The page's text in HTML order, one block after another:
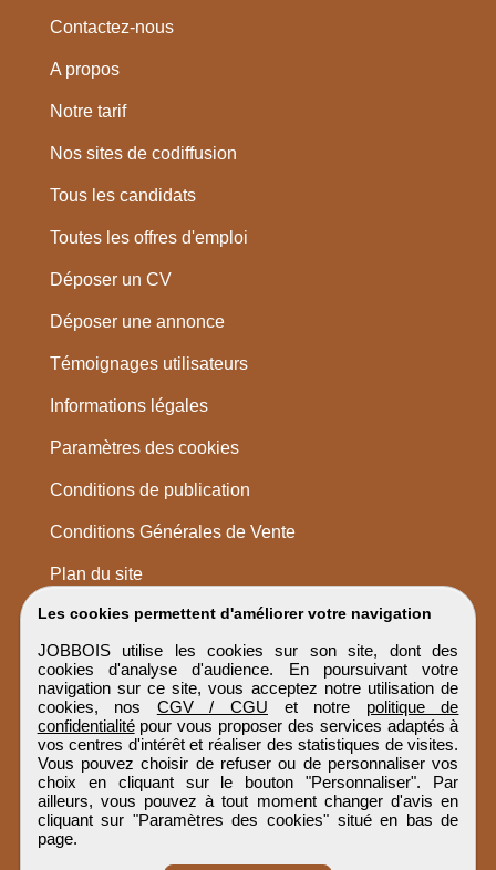
Les cookies permettent d'améliorer votre navigation
JOBBOIS utilise les cookies sur son site, dont des
cookies d'analyse d'audience. En poursuivant votre
navigation sur ce site, vous acceptez notre utilisation de
cookies, nos CGV / CGU et notre politique de
confidentialitépour vous proposer des services adaptés à
vos centres d'intérêt et réaliser des statistiques de visites.
Vous pouvez choisir de refuser ou de personnaliser vos
choix en cliquant sur le bouton "Personnaliser". Par
ailleurs, vous pouvez à tout moment changer d'avis en
cliquant sur "Paramètres des cookies" situé en bas de
page.
Contactez-nous
A propos
Notre tarif
Nos sites de codiffusion
Tous les candidats
Toutes les offres d'emploi
Déposer un CV
Déposer une annonce
Témoignages utilisateurs
Informations légales
Paramètres des cookies
Conditions de publication
Conditions Générales de Vente
Plan du site